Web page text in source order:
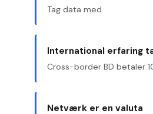
Tag data med.
International erfaring
Cross-border BD betaler
Netværk er en valuta